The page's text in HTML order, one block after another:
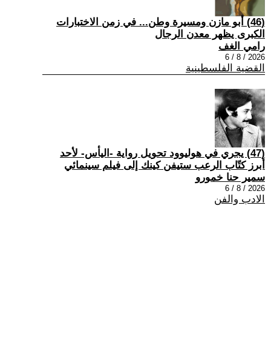
(46) أبو مازن ومسيرة وطن... في زمن الاختبارات
الكبرى يظهر معدن الرجال
رامي الغف
2026 / 8 / 6
القضية الفلسطينية
(47) يجري في هوليوود تحويل رواية -اليأس- لأحد
أبرز كتّاب الرعب ستيفن كينك إلى فيلم سينمائي
سمير حنا خمورو
2026 / 8 / 6
الادب والفن